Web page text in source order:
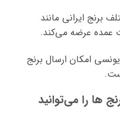
برنج ایرانی مانند
عمده عرضه می‌کند.
امکان ارسال برنج
ها را می‌توانید